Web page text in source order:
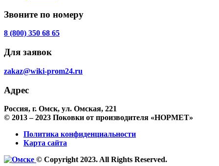
Звоните по номеру
8 (800) 350 68 65
Для заявок
zakaz@wiki-prom24.ru
Адрес
Россия, г. Омск, ул. Омская, 221
© 2013 – 2023 Поковки от производителя «НОРМЕТ»
Политика конфиденциальности
Карта сайта
© Copyright 2023. All Rights Reserved.